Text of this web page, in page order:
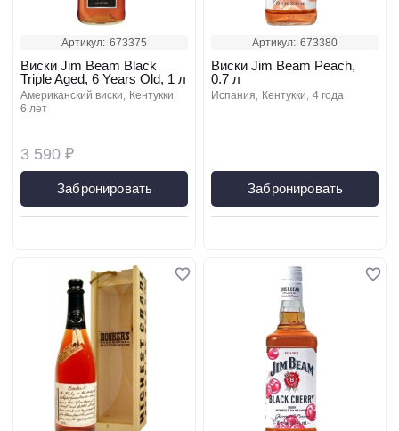
Артикул: 673375
3 590 ₽
Виски Jim Beam Black
Triple Aged, 6 Years Old, 1 л
американский виски
кентукки
6 лет
Забронировать
Артикул: 673380
Виски Jim Beam Peach,
0.7 л
испания кентукки 4 года
Забронировать